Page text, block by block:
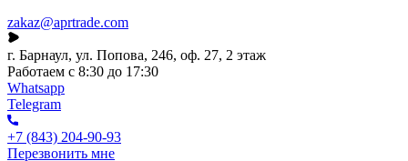
zakaz@aprtrade.com
г. Барнаул, ул. Попова, 246, оф. 27, 2 этаж
Работаем с 8:30 до 17:30
Whatsapp
Telegram
+7 (843) 204-90-93
Перезвонить мне